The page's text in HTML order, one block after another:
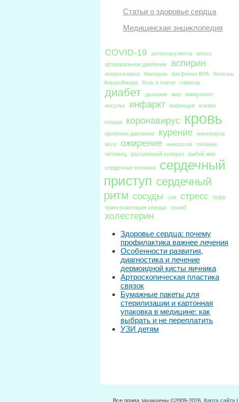
Статьи о здоровье сердца
Медицинская энциклопедия
COVID-19 антикоагулянты
апноэ
артериальное давление
аспирин
атеросклероз бактерии бисфенол BPA
болезнь
Альцгеймера
боль в плече глюкоза
диабет дыхание жир
иммунитет
инсульт
инфаркт инфекция клетки
сердца коронавирус кровь
кровяное давление курение
менопауза
мозг
ожирение онкология
питание
питомец
рассеянный склероз рыбий жир
сердечные волокна
сердечный
приступ сердечный
ритм сосуды соя стресс
тофу
трансплантация сердца
тромб
холестерин
Здоровье сердца: почему
профилактика важнее лечения
Особенности развития,
диагностика и лечение
дермоидной кисты яичника
Артроскопическая пластика
связок
Бумажные пакеты для
стерилизации и картонная
упаковка в медицине: как
выбрать и не переплатить
УЗИ детям
Все права защищены ©2009-2026. Карта сайта |